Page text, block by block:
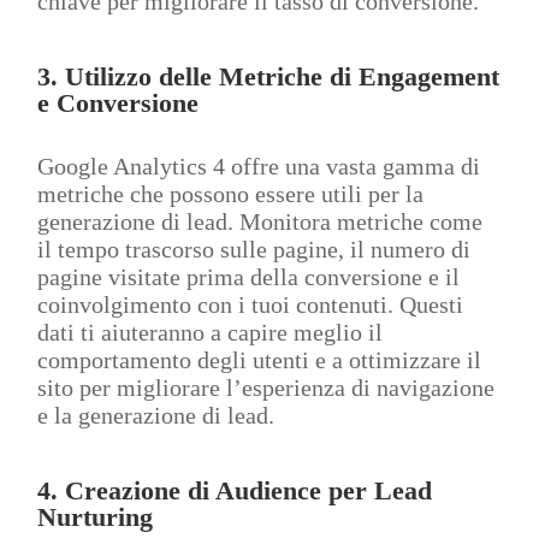
3.Utilizzo delle Metriche di Engagement
e Conversione
Google Analytics 4 offre una vasta gamma di
metriche che possono essere utili per la
generazione di lead. Monitora metriche come
il tempo trascorso sulle pagine, il numero di
pagine visitate prima della conversione e il
coinvolgimento con i tuoi contenuti. Questi
dati ti aiuteranno a capire meglio il
comportamento degli utenti e a ottimizzare il
sito per migliorare l’esperienza di navigazione
e la generazione di lead.
4. Creazione di Audience per Lead
Nurturing